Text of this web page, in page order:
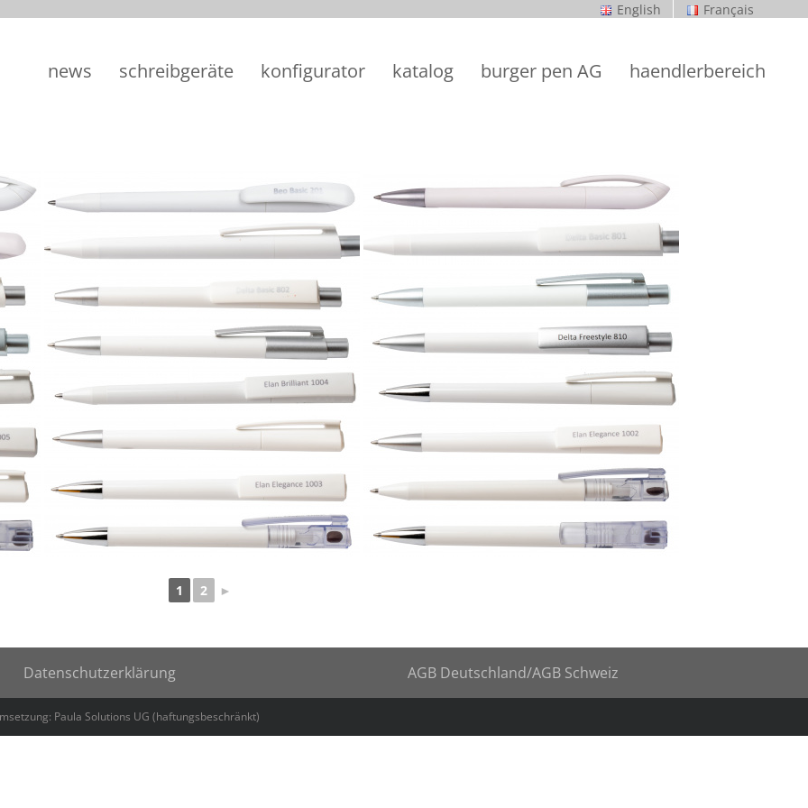
English Français
news schreibgeräte konfigurator katalog burger pen AG haendlerbereich
1 2 ►
Datenschutzerklärung AGB Deutschland/AGB Schweiz
Paula Solutions UG (haftungsbeschränkt)